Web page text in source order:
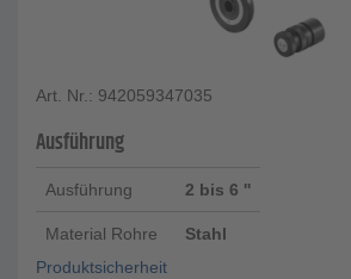
Art. Nr.: 942059347035
Ausführung
Ausführung 2 bis 6 ''
Material Rohre
Stahl
Produktsicherheit